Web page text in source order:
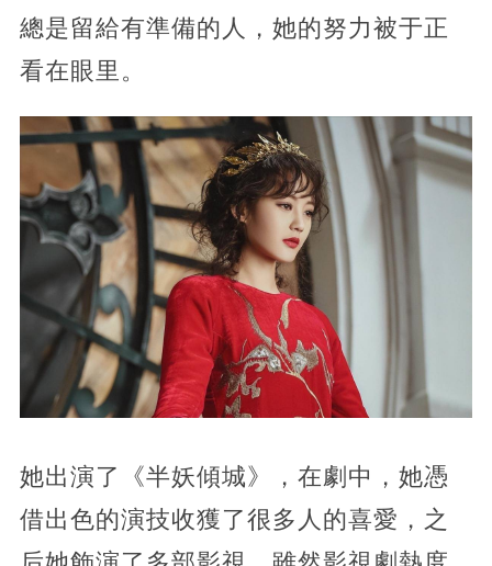
總是留給有準備的人，她的努力被于正
看在眼里。
她出演了《半妖傾城》，在劇中，她憑
借出色的演技收獲了很多人的喜愛，之